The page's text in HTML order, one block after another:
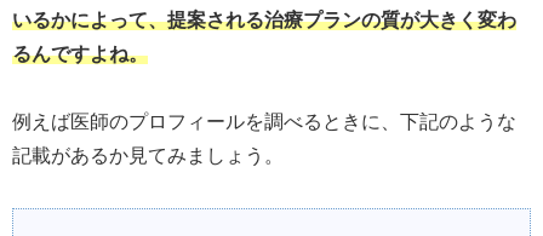
いるかによって、提案される治療プランの質が大きく変わ
るんですよね。
例えば医師のプロフィールを調べるときに、下記のような
記載があるか見てみましょう。